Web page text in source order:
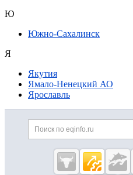
Ю
Южно-Сахалинск
Я
Якутия
Ямало-Ненецкий АО
Ярославль
Дополнительная
Cсылки на